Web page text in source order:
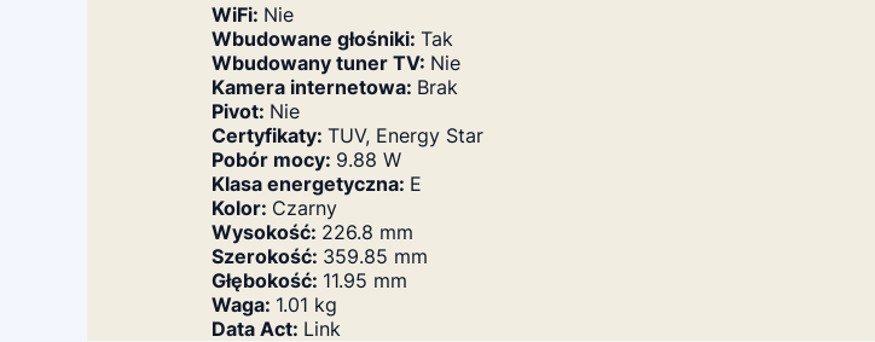
WiFi: Nie
Wbudowane głośniki: Tak
Wbudowany tuner TV: Nie
Kamera internetowa: Brak
Pivot: Nie
Certyfikaty: TUV, Energy Star
Pobór mocy: 9.88 W
Klasa energetyczna: E
Kolor: Czarny
Wysokość: 226.8 mm
Szerokość: 359.85 mm
Głębokość: 11.95 mm
Waga: 1.01 kg
Data Act: Link